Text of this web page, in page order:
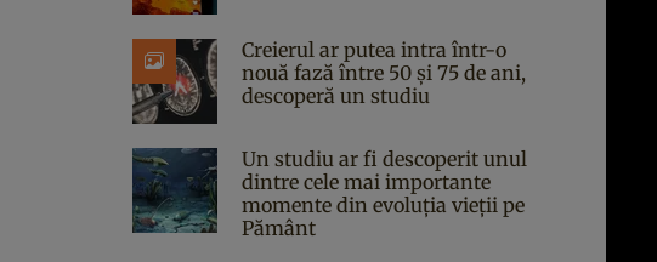
Creierul ar putea intra într-o
nouă fază între 50 și 75 de ani,
descoperă un studiu
Un studiu ar fi descoperit unul
dintre cele mai importante
momente din evoluția vieții pe
Pământ